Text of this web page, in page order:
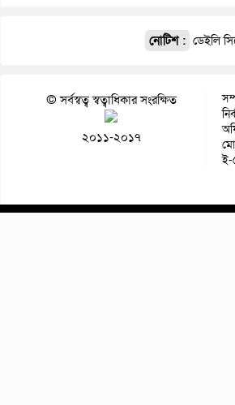
নোটিশ : ডেইলি
© সর্বস্বত্ব স্বত্বাধিকার সংরক্ষিত
২০১১-২০১৭
ই-